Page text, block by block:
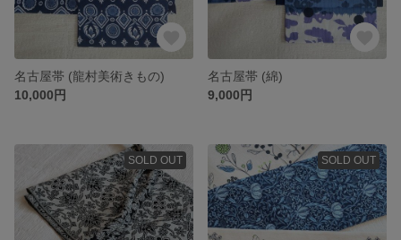
名古屋帯 (龍村美術きもの)
10,000円
名古屋帯 (綿)
9,000円
SOLD OUT SOLD OUT